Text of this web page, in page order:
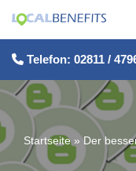
Zum
Inhalt
springen
Telefon: 02811 /
Startseite»Der